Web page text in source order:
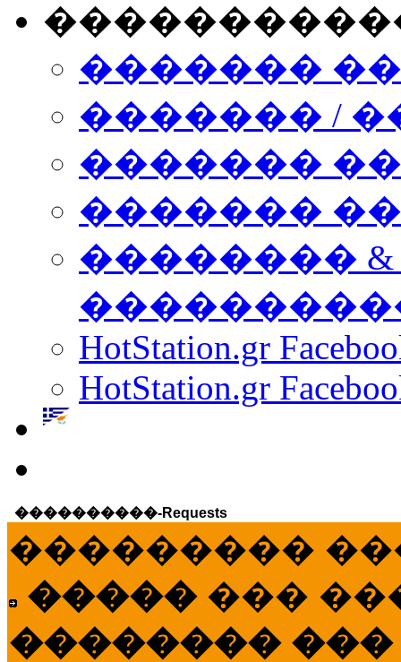
�������
������� /
�������
������� ���
��������
HotStation.gr
HotStation.gr
����������-Requests
���������
����� ���
��������